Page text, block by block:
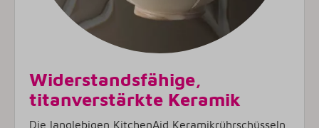
Widerstandsfähige,
titanverstärkte Keramik
Die langlebigen KitchenAid Keramikrührschüsseln,